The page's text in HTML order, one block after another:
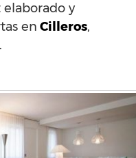
y
en Cilleros,